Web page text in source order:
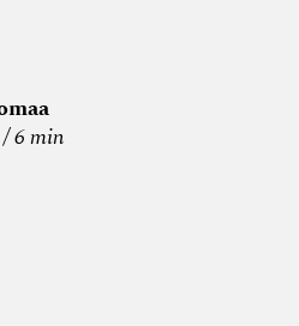
6 min